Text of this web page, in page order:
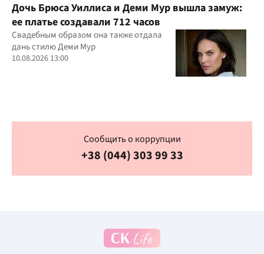
Дочь Брюса Уиллиса и Деми Мур вышла замуж:
ее платье создавали 712 часов
Свадебным образом она также отдала
дань стилю Деми Мур
10.08.2026 13:00
Сообщить о коррупции
+38 (044) 303 99 33